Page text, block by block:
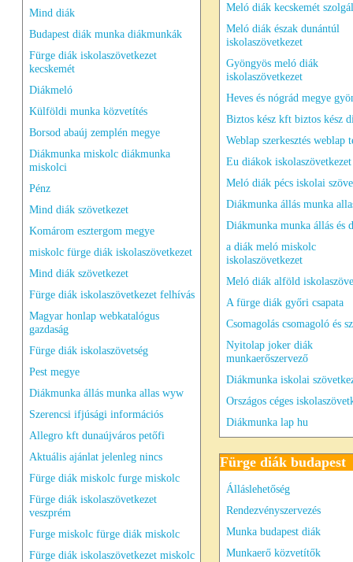
Mind diák
Budapest diák munka diákmunkák
Fürge diák iskolaszövetkezet
kecskemét
Diákmeló
Külföldi munka közvetítés
Borsod abaúj zemplén megye
Diákmunka miskolc diákmunka
miskolci
Pénz
Mind diák szövetkezet
Komárom esztergom megye
miskolc fürge diák iskolaszövetkezet
Mind diák szövetkezet
Fürge diák iskolaszövetkezet felhívás
Magyar honlap webkatalógus
gazdaság
Fürge diák iskolaszövetség
Pest megye
Diákmunka állás munka allas wyw
Szerencsi ifjúsági információs
Allegro kft dunaújváros petőfi
Aktuális ajánlat jelenleg nincs
Fürge diák miskolc furge miskolc
Fürge diák iskolaszövetkezet
veszprém
Furge miskolc fürge diák miskolc
Fürge diák iskolaszövetkezet miskolc
Meló diák kecskemét
Meló diák észak dunántúl
iskolaszövetkezet
Gyöngyös meló diák
iskolaszövetkezet
Heves és nógrád megye
Biztos kész kft biztos kész
Weblap szerkesztés weblap
Eu diákok iskolaszövetkezet
Meló diák pécs iskolai
Diákmunka állás munka
Diákmunka munka állás és
a diák meló miskolc
iskolaszövetkezet
Meló diák alföld
A fürge diák győri csapata
Csomagolás csomagoló és
Nyitolap joker diák
munkaerőszervező
Diákmunka iskolai
Országos céges
Diákmunka lap hu
Fürge diák budapest
Álláslehetőség
Rendezvényszervezés
Munka budapest diák
Munkaerő közvetítők